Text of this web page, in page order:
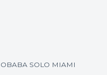
OBABA SOLO MIAMI